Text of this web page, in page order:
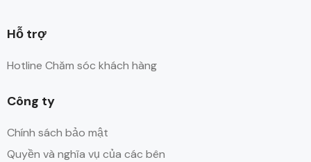
Hỗ trợ
Hotline Chăm sóc khách hàng
Công ty
Chính sách bảo mật
Quyền và nghĩa vụ của các bên